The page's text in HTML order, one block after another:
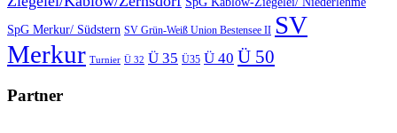
SpG Merkur/ Südstern SV Grün-Weiß Union Bestensee II SV
Merkur Turnier Ü 32 Ü 35 Ü35 Ü 40 Ü 50
Partner